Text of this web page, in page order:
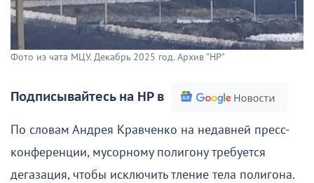
Фото из чата МЦУ. Декабрь 2025 год. Архив "НР"
Подписывайтесь на НР в
По словам Андрея Кравченко на недавней пресс-
конференции, мусорному полигону требуется
дегазация, чтобы исключить тление тела полигона.